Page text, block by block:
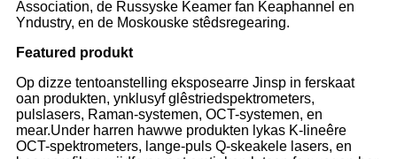
Association, de Russyske Keamer fan Keaphannel en
Yndustry, en de Moskouske stêdsregearing.
Featured produkt
Op dizze tentoanstelling eksposearre Jinsp in ferskaat
oan produkten, ynklusyf glêstriedspektrometers,
pulslasers, Raman-systemen, OCT-systemen, en
mear.Under harren hawwe produkten lykas K-lineêre
OCT-spektrometers, lange-puls Q-skeakele lasers, en